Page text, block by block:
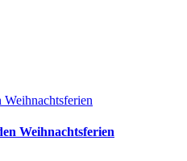
Weihnachtsferien